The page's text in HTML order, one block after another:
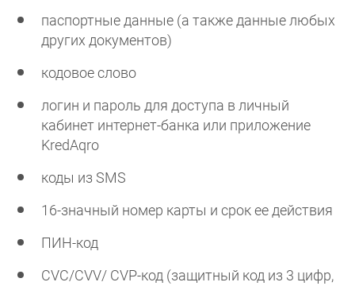
паспортные данные (а также данные любых
других документов)
кодовое слово
логин и пароль для доступа в личный
кабинет интернет-банка или приложение
KredAqro
коды из SMS
16-значный номер карты и срок ее действия
ПИН-код
CVC/CVV/ СVP-код (защитный код из 3 цифр,